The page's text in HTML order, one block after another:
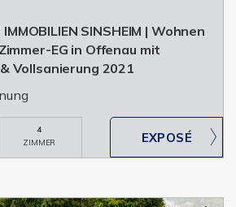
SINSHEIM | Wohnen
EG in Offenau mit
Vollsanierung 2021
4
ZIMMER